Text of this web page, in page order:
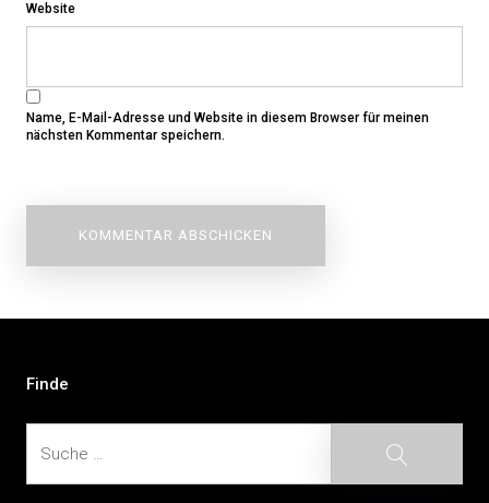
Website
Name, E-Mail-Adresse und Website in diesem Browser für meinen
nächsten Kommentar speichern.
Finde
Suche